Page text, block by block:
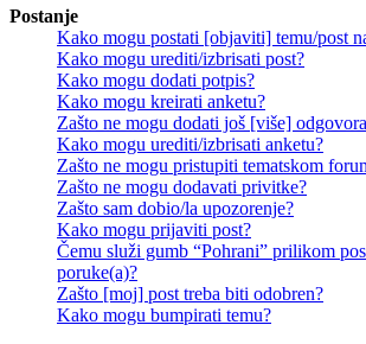
Postanje
Kako mogu postati [objaviti] temu/post
Kako mogu urediti/izbrisati post?
Kako mogu dodati potpis?
Kako mogu kreirati anketu?
Zašto ne mogu dodati još [više]
Kako mogu urediti/izbrisati anketu?
Zašto ne mogu pristupiti tematskom
Zašto ne mogu dodavati privitke?
Zašto sam dobio/la upozorenje?
Kako mogu prijaviti post?
Čemu služi gumb “Pohrani” prilikom
poruke(a)?
Zašto [moj] post treba biti odobren?
Kako mogu bumpirati temu?